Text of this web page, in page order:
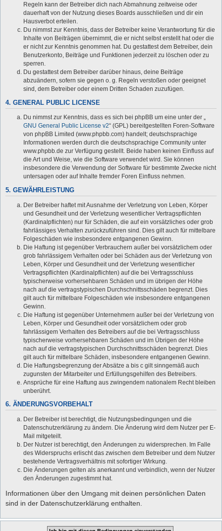
Regeln kann der Betreiber dich nach Abmahnung zeitweise oder
dauerhaft von der Nutzung dieses Boards ausschließen und dir ein
Hausverbot erteilen.
Du nimmst zur Kenntnis, dass der Betreiber keine Verantwortung für die
Inhalte von Beiträgen übernimmt, die er nicht selbst erstellt hat oder die
er nicht zur Kenntnis genommen hat. Du gestattest dem Betreiber, dein
Benutzerkonto, Beiträge und Funktionen jederzeit zu löschen oder zu
sperren.
Du gestattest dem Betreiber darüber hinaus, deine Beiträge
abzuändern, sofern sie gegen o. g. Regeln verstoßen oder geeignet
sind, dem Betreiber oder einem Dritten Schaden zuzufügen.
4. GENERAL PUBLIC LICENSE
Du nimmst zur Kenntnis, dass es sich bei phpBB um eine unter der „
GNU General Public License v2“ (GPL) bereitgestellten Foren-Software
von phpBB Limited (www.phpbb.com) handelt; deutschsprachige
Informationen werden durch die deutschsprachige Community unter
www.phpbb.de zur Verfügung gestellt. Beide haben keinen Einfluss auf
die Art und Weise, wie die Software verwendet wird. Sie können
insbesondere die Verwendung der Software für bestimmte Zwecke nicht
untersagen oder auf Inhalte fremder Foren Einfluss nehmen.
5. GEWÄHRLEISTUNG
Der Betreiber haftet mit Ausnahme der Verletzung von Leben, Körper
und Gesundheit und der Verletzung wesentlicher Vertragspflichten
(Kardinalpflichten) nur für Schäden, die auf ein vorsätzliches oder grob
fahrlässiges Verhalten zurückzuführen sind. Dies gilt auch für mittelbare
Folgeschäden wie insbesondere entgangenen Gewinn.
Die Haftung ist gegenüber Verbrauchern außer bei vorsätzlichem oder
grob fahrlässigem Verhalten oder bei Schäden aus der Verletzung von
Leben, Körper und Gesundheit und der Verletzung wesentlicher
Vertragspflichten (Kardinalpflichten) auf die bei Vertragsschluss
typischerweise vorhersehbaren Schäden und im übrigen der Höhe
nach auf die vertragstypischen Durchschnittsschäden begrenzt. Dies
gilt auch für mittelbare Folgeschäden wie insbesondere entgangenen
Gewinn.
Die Haftung ist gegenüber Unternehmern außer bei der Verletzung von
Leben, Körper und Gesundheit oder vorsätzlichem oder grob
fahrlässigem Verhalten des Betreibers auf die bei Vertragsschluss
typischerweise vorhersehbaren Schäden und im Übrigen der Höhe
nach auf die vertragstypischen Durchschnittsschäden begrenzt. Dies
gilt auch für mittelbare Schäden, insbesondere entgangenen Gewinn.
Die Haftungsbegrenzung der Absätze a bis c gilt sinngemäß auch
zugunsten der Mitarbeiter und Erfüllungsgehilfen des Betreibers.
Ansprüche für eine Haftung aus zwingendem nationalem Recht bleiben
unberührt.
6. ÄNDERUNGSVORBEHALT
Der Betreiber ist berechtigt, die Nutzungsbedingungen und die
Datenschutzerklärung zu ändern. Die Änderung wird dem Nutzer per E-
Mail mitgeteilt.
Der Nutzer ist berechtigt, den Änderungen zu widersprechen. Im Falle
des Widerspruchs erlischt das zwischen dem Betreiber und dem Nutzer
bestehende Vertragsverhältnis mit sofortiger Wirkung.
Die Änderungen gelten als anerkannt und verbindlich, wenn der Nutzer
den Änderungen zugestimmt hat.
Informationen über den Umgang mit deinen persönlichen Daten
sind in der Datenschutzerklärung enthalten.